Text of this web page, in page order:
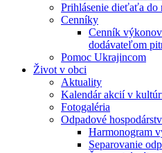
Prihlásenie dieťaťa do
Cenníky
Cenník
dodávateľom
Pomoc Ukrajincom
Život v obci
Aktuality
Kalendár akcií v
Fotogaléria
Odpadové
Harmonogram
Separovanie